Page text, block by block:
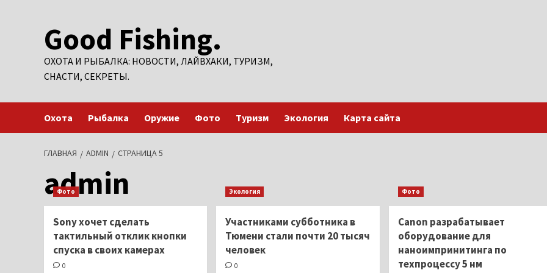
содержимомуGood Fishing.
ОХОТА И РЫБАЛКА: НОВОСТИ, ЛАЙВХАКИ, ТУРИЗМ,
СНАСТИ, СЕКРЕТЫ.
Охота Рыбалка Оружие Фото Туризм Экология Карта сайта
ГЛАВНАЯ ADMIN СТРАНИЦА 5
admin
Фото
Sony хочет сделать
тактильный отклик кнопки
спуска в своих камерах
0
Экология
Участниками субботника в
Тюмени стали почти 20 тысяч
человек
0
Фото
Canon разрабатывает
оборудование для
наноимпринитинга по
техпроцессу 5 нм